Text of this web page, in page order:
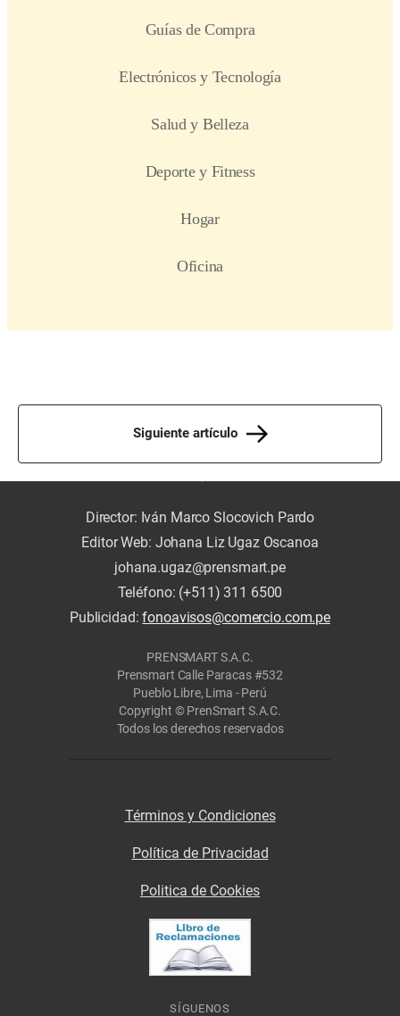
Siguiente artículo
Director: Iván Marco Slocovich Pardo
Editor Web: Johana Liz Ugaz Oscanoa
johana.ugaz@prensmart.pe
Teléfono: (+511) 311 6500
Publicidad:fonoavisos@comercio.com.pe
PRENSMART S.A.C.
Prensmart Calle Paracas #532
Pueblo Libre, Lima - Perú
Copyright © PrenSmart S.A.C.
Todos los derechos reservados
Términos y Condiciones
Política de Privacidad
Politica de Cookies
SÍGUENOS